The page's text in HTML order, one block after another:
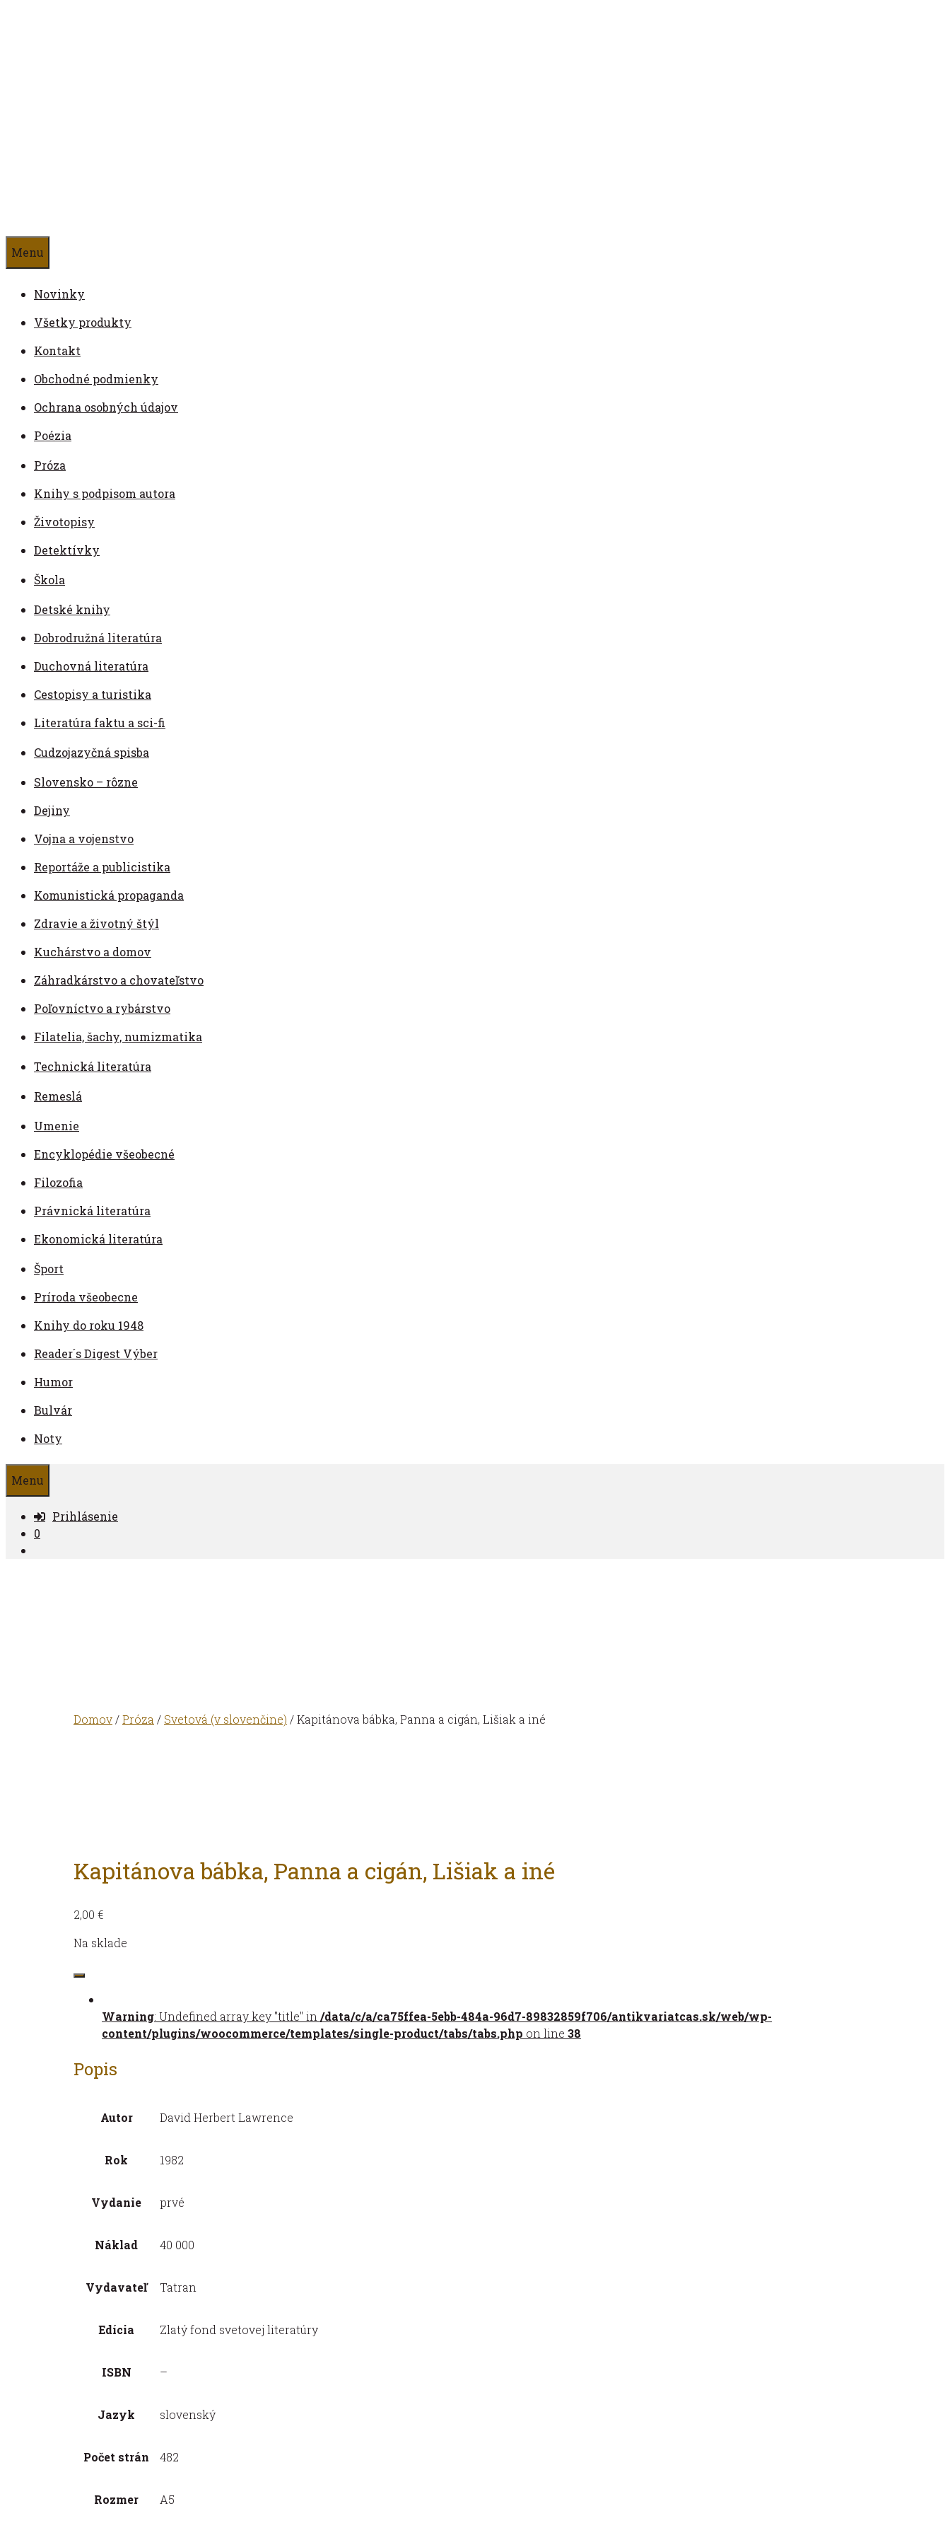
Menu
Novinky
Všetky produkty
Kontakt
Obchodné podmienky
Ochrana osobných údajov
Poézia
Próza
Knihy s podpisom autora
Životopisy
Detektívky
Škola
Detské knihy
Dobrodružná literatúra
Duchovná literatúra
Cestopisy a turistika
Literatúra faktu a sci-fi
Cudzojazyčná spisba
Slovensko – rôzne
Dejiny
Vojna a vojenstvo
Reportáže a publicistika
Komunistická propaganda
Zdravie a životný štýl
Kuchárstvo a domov
Záhradkárstvo a chovateľstvo
Poľovníctvo a rybárstvo
Filatelia, šachy, numizmatika
Technická literatúra
Remeslá
Umenie
Encyklopédie všeobecné
Filozofia
Právnická literatúra
Ekonomická literatúra
Šport
Príroda všeobecne
Knihy do roku 1948
Reader´s Digest Výber
Humor
Bulvár
Noty
Menu
Prihlásenie
0
Domov /Próza / Svetová (v slovenčine) / Kapitánova bábka, Panna a cigán, Lišiak a iné
Kapitánova bábka, Panna a cigán, Lišiak a iné
2,00 €
Na sklade
množstvo
bábka,
Panna
Lišiak
Warning: Undefined array key "title" in /data/c/a/ca75ffea-5ebb-484a-96d7-89832859f706/antikvariatcas.sk/web/wp-
content/plugins/woocommerce/templates/single-product/tabs/tabs.php on line 38
Popis
Autor David Herbert Lawrence
Rok 1982
Vydanie prvé
Náklad 40 000
Vydavateľ Tatran
Edícia Zlatý fond svetovej literatúry
ISBN –
Jazyk slovenský
Počet strán 482
Rozmer A5